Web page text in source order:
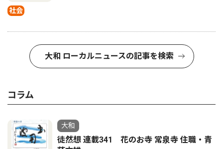
社会
大和 ローカルニュースの記事を検索
コラム
大和
徒然想 連載341 花のお寺 常泉寺 住職・青